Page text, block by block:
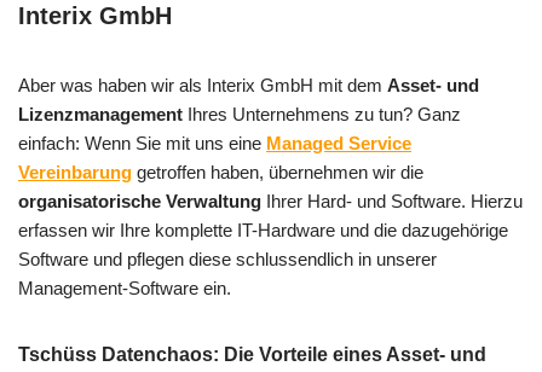
Interix GmbH
Aber was haben wir als Interix GmbH mit dem Asset- und
Lizenzmanagement Ihres Unternehmens zu tun? Ganz
einfach: Wenn Sie mit uns eine Managed Service
Vereinbarung getroffen haben, übernehmen wir die
organisatorische Verwaltung Ihrer Hard- und Software. Hierzu
erfassen wir Ihre komplette IT-Hardware und die dazugehörige
Software und pflegen diese schlussendlich in unserer
Management-Software ein.
Tschüss Datenchaos: Die Vorteile eines Asset- und